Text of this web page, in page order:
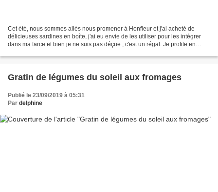
Cet été, nous sommes allés nous promener à Honfleur et j'ai acheté de
délicieuses sardines en boîte, j'ai eu envie de les utiliser pour les intégrer
dans ma farce et bien je ne suis pas déçue , c'est un régal. Je profite en
Gratin de légumes du soleil aux fromages
Publié le 23/09/2019 à 05:31
Par delphine